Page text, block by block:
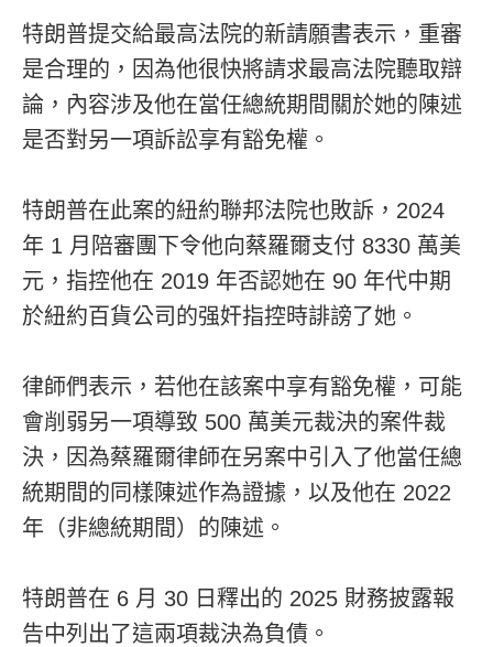
特朗普提交給最高法院的新請願書表示，重審
是合理的，因為他很快將請求最高法院聽取辯
論，內容涉及他在當任總統期間關於她的陳述
是否對另一項訴訟享有豁免權。
特朗普在此案的紐約聯邦法院也敗訴，2024
年 1 月陪審團下令他向蔡羅爾支付 8330 萬美
元，指控他在 2019 年否認她在 90 年代中期
於紐約百貨公司的强奸指控時誹謗了她。
律師們表示，若他在該案中享有豁免權，可能
會削弱另一項導致 500 萬美元裁決的案件裁
決，因為蔡羅爾律師在另案中引入了他當任總
統期間的同樣陳述作為證據，以及他在 2022
年（非總統期間）的陳述。
特朗普在 6 月 30 日釋出的 2025 財務披露報
告中列出了這兩項裁決為負債。